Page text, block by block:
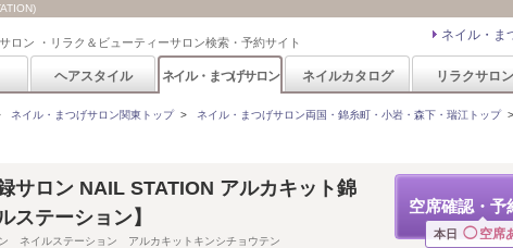
ロン ・リラク＆ビューティーサロン検索・予約サイト ネイル・ま
ヘアスタイル ネイル・まつげサロン ネイルカタログ リラクサロン
ネイル・まつげサロン関東トップ> ネイル・まつげサロン両国・錦糸町・小岩・森下・瑞江トップ
空席確認・予
本日 ◯ 空席
サロン NAIL STATION アルカキット錦
ステーション】
ネイルステーション アルカキットキンシチョウテン